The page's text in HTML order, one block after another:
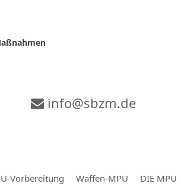
info@sbzm.de
Vorbereitung Waffen-MPU DIE MPU